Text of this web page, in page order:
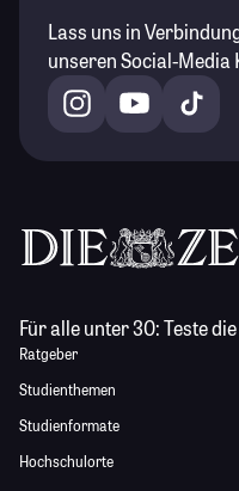
Lass uns in
unseren Social-Media
Für alle unter 30:Teste die
Ratgeber
Studienthemen
Studienformate
Hochschulorte